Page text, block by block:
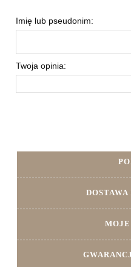
Imię lub pseudonim:
Twoja opinia: